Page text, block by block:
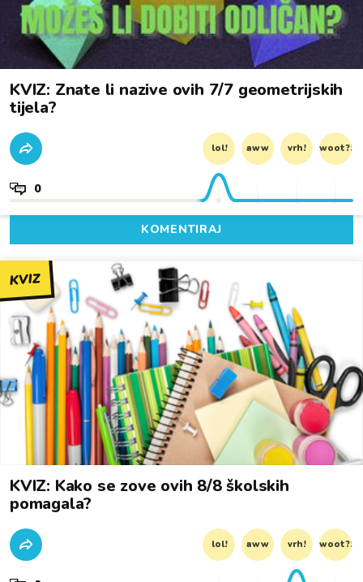
KVIZ: Znate li nazive ovih 7/7 geometrijskih
tijela?
lol! aww vrh! woot?!
0
KOMENTIRAJ
KVIZ
KVIZ: Kako se zove ovih 8/8 školskih
pomagala?
lol! aww vrh! woot?!